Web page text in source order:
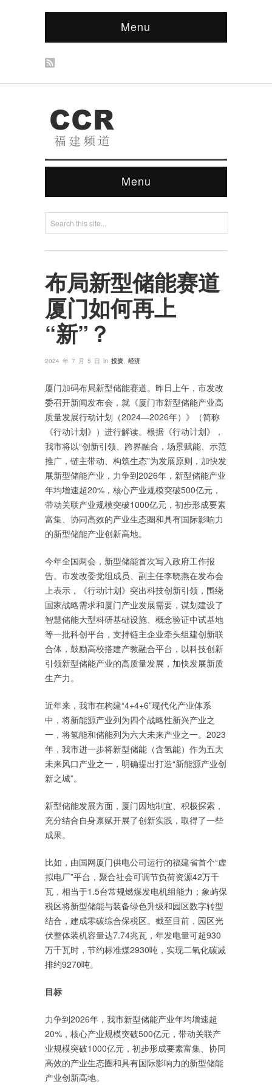
Menu
Menu
布局新型储能赛道
厦门如何再上
“新”？
2024 年 7 月 5 日 in 投资, 经济
厦门加码布局新型储能赛道。昨日上午，市发改
委召开新闻发布会，就《厦门市新型储能产业高
质量发展行动计划（2024—2026年）》（简称
《行动计划》）进行解读。根据《行动计划》，
我市将以“创新引领、跨界融合，场景赋能、示范
推广，链主带动、构筑生态”为发展原则，加快发
展新型储能产业，力争到2026年，新型储能产业
年均增速超20%，核心产业规模突破500亿元，
带动关联产业规模突破1000亿元，初步形成要素
富集、协同高效的产业生态圈和具有国际影响力
的新型储能产业创新高地。
今年全国两会，新型储能首次写入政府工作报
告。市发改委党组成员、副主任李晓燕在发布会
上表示，《行动计划》突出科技创新引领，围绕
国家战略需求和厦门产业发展需要，谋划建设了
智慧储能大型科研基础设施、概念验证中试基地
等一批科创平台，支持链主企业牵头组建创新联
合体，鼓励高校搭建产教融合平台，以科技创新
引领新型储能产业的高质量发展，加快发展新质
生产力。
近年来，我市在构建“4+4+6”现代化产业体系
中，将新能源产业列为四个战略性新兴产业之
一，将氢能和储能列为六大未来产业之一。2023
年，我市进一步将新型储能（含氢能）作为五大
未来风口产业之一，明确提出打造“新能源产业创
新之城”。
新型储能发展方面，厦门因地制宜、积极探索，
充分结合自身禀赋开展了创新实践，取得了一些
成果。
比如，由国网厦门供电公司运行的福建省首个“虚
拟电厂”平台，聚合社会可调节负荷资源42万千
瓦，相当于1.5台常规燃煤发电机组能力；象屿保
税区将新型储能与装备绿色升级和园区数字转型
结合，建成零碳综合保税区。截至目前，园区光
伏整体装机容量达7.74兆瓦，年发电量可超930
万千瓦时，节约标准煤2930吨，实现二氧化碳减
排约9270吨。
目标
力争到2026年，我市新型储能产业年均增速超
20%，核心产业规模突破500亿元，带动关联产
业规模突破1000亿元，初步形成要素富集、协同
高效的产业生态圈和具有国际影响力的新型储能
产业创新高地。